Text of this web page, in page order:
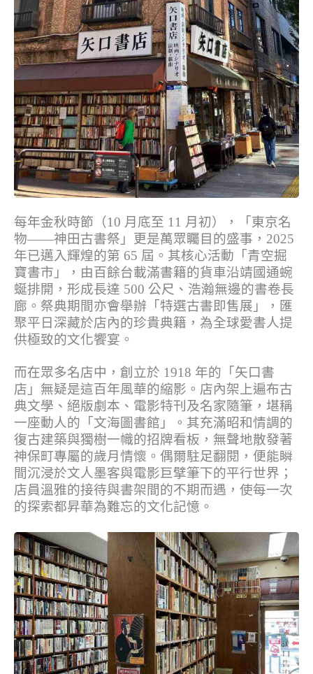
每年金秋時節（10 月底至 11 月初），「東京名
物——神田古書祭」更是萬眾矚目的盛事，2025
年已邁入輝煌的第 65 屆。其核心活動「青空掘
寶書市」，由百餘台載滿書籍的貨車沿靖國通蜿
蜒排開，形成長達 500 公尺、浩瀚無邊的書卷長
廊。祭典期間亦會舉辦「特選古書即售展」，匯
聚平日深藏於店內的珍貴典籍，為全球愛書人提
供極致的文化饗宴。
而在眾多名店中，創立於 1918 年的「矢口書
店」無疑是這百年風華的縮影。店內架上遍布古
典文學、絕版劇本、電影特刊及名家隨筆，堪稱
一座動人的「文海圖書館」。其充滿昭和情調的
復古建築與獨樹一幟的招牌看板，無聲地散發著
神保町專屬的歲月情懷。偶爾駐足翻閱，便能瞬
間沉浸於文人墨客與電影巨擘筆下的平行世界；
店員溫雅的接待與書架間的不期而遇，使每一次
的探索都昇華為難忘的文化記憶。